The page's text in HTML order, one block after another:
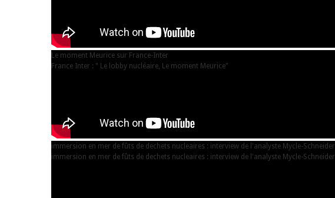
Le moment Meurice sur France-Inter
France Inter : " Le lobby nucléaire, Le moment Meurice"
immersion en mer de fûts de dechets nucleaires : interview de l'analyste Mycle-Schneider
immersion en mer de fûts de dechets nucleaires : interview de l'analyste Mycle-Schneider